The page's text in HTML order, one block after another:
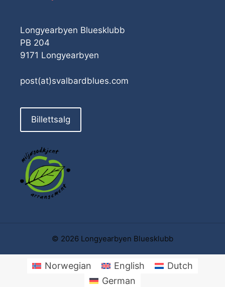
Longyearbyen Bluesklubb
PB 204
9171 Longyearbyen
post(at)svalbardblues.com
Billettsalg
© 2026 Longyearbyen Bluesklubb
Norwegian English
Dutch
German